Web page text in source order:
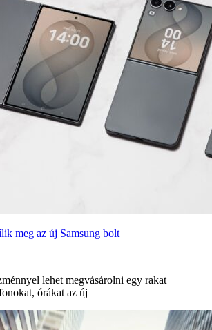
meg az új Samsung bolt
lehet megvásárolni egy rakat
órákat az új